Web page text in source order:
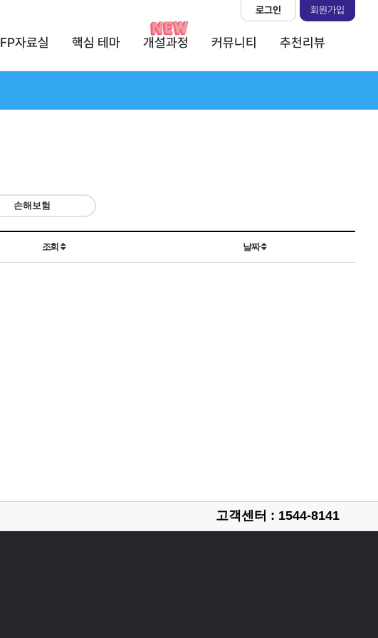
FP자료실 핵심 테마 개설과정 커뮤니티 추천리뷰
로그인 회원가입
손해보험
조회 날짜
고객센터 : 1544-8141